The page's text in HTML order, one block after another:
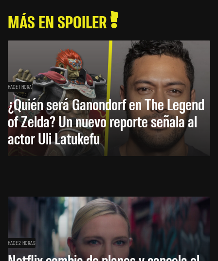
MÁS EN SPOILER
HACE 1 HORA
¿Quién será Ganondorf en The Legend
of Zelda? Un nuevo reporte señala al
actor Uli Latukefu
HACE 2 HORAS